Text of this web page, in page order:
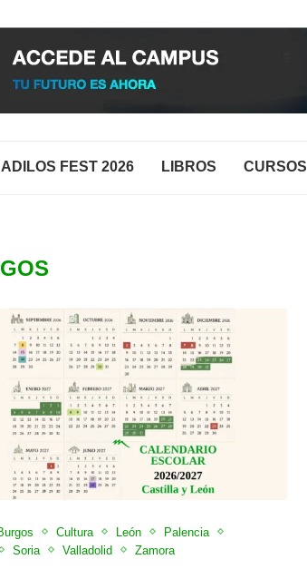
FEST 2026 LIBROS CURSOS
Cultura León
Palencia
Soria Valladolid Zamora